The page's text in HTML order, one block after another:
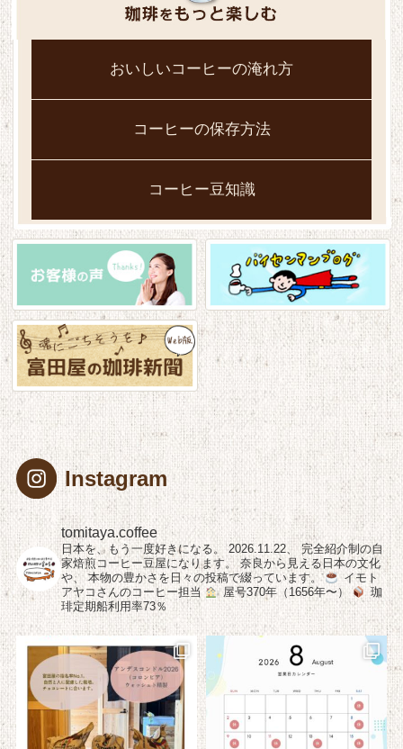
おいしいコーヒーの淹れ方
コーヒーの保存方法
コーヒー豆知識
Instagram
tomitaya.coffee
日本を、もう一度好きになる。 2026.11.22、 完全紹介制の自
家焙煎コーヒー豆屋になります。 奈良から見える日本の文化
や、 本物の豊かさを日々の投稿で綴っています。
イモト
アヤコさんのコーヒー担当
屋号370年（1656年〜）
珈
琲定期船利用率73％